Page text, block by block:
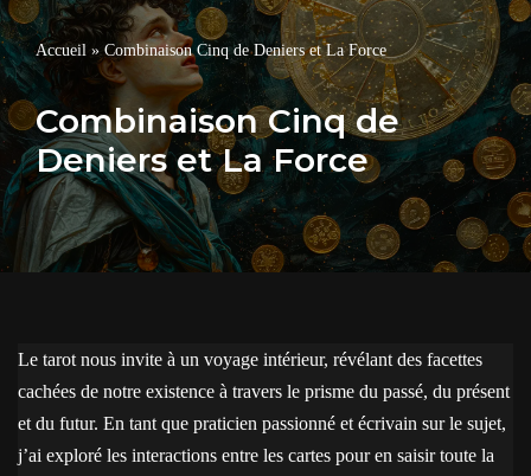
Accueil » Combinaison Cinq de Deniers et La Force
Combinaison Cinq de
Deniers et La Force
Le tarot nous invite à un voyage intérieur, révélant des facettes
cachées de notre existence à travers le prisme du passé, du présent
et du futur. En tant que praticien passionné et écrivain sur le sujet,
j’ai exploré les interactions entre les cartes pour en saisir toute la